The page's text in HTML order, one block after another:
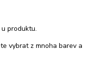
produktu.
vybrat z mnoha barev a